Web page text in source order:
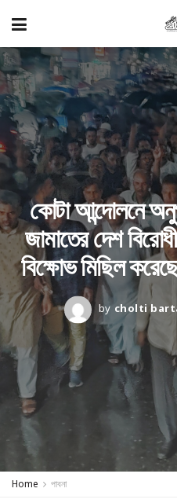
কোটা আন্দোলনে
জামাতের দেশ
বিক্ষোভ মিছিল
by cholti
Home পাবনা